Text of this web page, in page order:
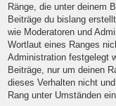
Ränge, die unter deinem
Beiträge du bislang
wie Moderatoren und
Wortlaut eines Ranges
Administration festgelegt
Beiträge, nur um deinen
dieses Verhalten nicht
Rang unter Umständen